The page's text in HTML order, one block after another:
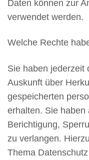
Daten können zur
verwendet werden.
Welche Rechte
Sie haben jederzeit
Auskunft über
gespeicherten
erhalten. Sie
Berichtigung,
zu verlangen.
Thema